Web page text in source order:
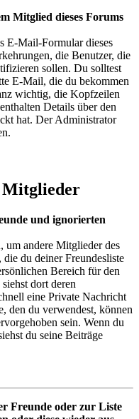
Mitglied dieses Forums
E-Mail-Formular dieses
die Benutzer, die
sollen. Du solltest
E-Mail, die du bekommen
wichtig, die Kopfzeilen
Details über den
hat. Der Administrator
Mitglieder
und ignorierten
um andere Mitglieder des
du deiner Freundesliste
Bereich für den
dort deren
eine Private Nachricht
den du verwendest, können
sein. Wenn du
du seine Beiträge
Freunde oder zur Liste